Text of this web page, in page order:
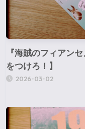
『海賊のフィアン
をつけろ！】
2026-03-02